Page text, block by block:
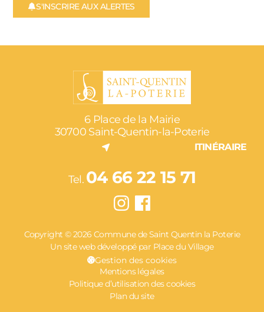
S'INSCRIRE AUX ALERTES
6 Place de la Mairie
30700 Saint-Quentin-la-Poterie
ITINÉRAIRE
Tel. 04 66 22 15 71
Copyright © 2026 Commune de Saint Quentin la Poterie
Un site web développé par Place du Village
Gestion des cookies
Mentions légales
Politique d’utilisation des cookies
Plan du site